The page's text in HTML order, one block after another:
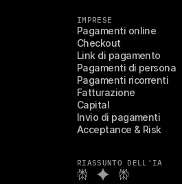
IMPRESE
Pagamenti online
Checkout
Link di pagamento
Pagamenti di persona
Pagamenti ricorrenti
Fatturazione
Capital
Invio di pagamenti
Acceptance & Risk
RIASSUNTO DELL'IA